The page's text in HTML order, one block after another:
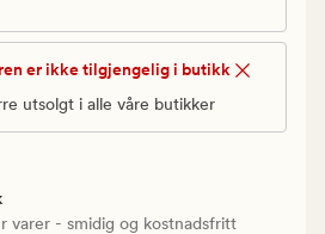
er ikke tilgjengelig i butikk
utsolgt i alle våre butikker
varer - smidig og kostnadsfritt